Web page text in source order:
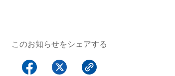
このお知らせをシェアする